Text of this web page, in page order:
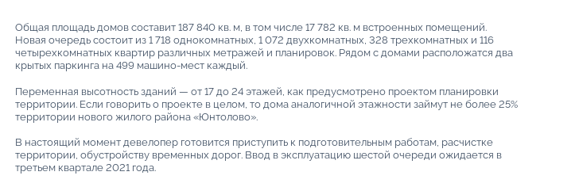
Общая площадь домов составит 187 840 кв. м, в том числе 17 782 кв. м встроенных помещений.
Новая очередь состоит из 1 718 однокомнатных, 1 072 двухкомнатных, 328 трехкомнатных и 116
четырехкомнатных квартир различных метражей и планировок. Рядом с домами расположатся два
крытых паркинга на 499 машино-мест каждый.
Переменная высотность зданий — от 17 до 24 этажей, как предусмотрено проектом планировки
территории. Если говорить о проекте в целом, то дома аналогичной этажности займут не более 25%
территории нового жилого района «Юнтолово».
В настоящий момент девелопер готовится приступить к подготовительным работам, расчистке
территории, обустройству временных дорог. Ввод в эксплуатацию шестой очереди ожидается в
третьем квартале 2021 года.